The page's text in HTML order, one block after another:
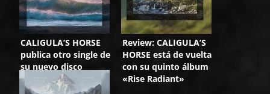
CALIGULA’S HORSE
publica otro single de
su nuevo disco
Review: CALIGULA’S
HORSE está de vuelta
con su quinto álbum
«Rise Radiant»